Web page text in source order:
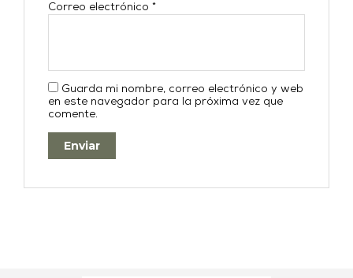
Correo electrónico*
Guarda mi nombre, correo electrónico y web
en este navegador para la próxima vez que
comente.